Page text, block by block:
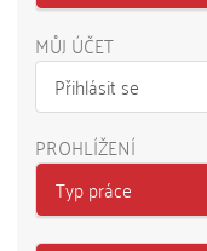
MŮJ ÚČET
Přihlásit se
PROHLÍŽENÍ
Typ práce